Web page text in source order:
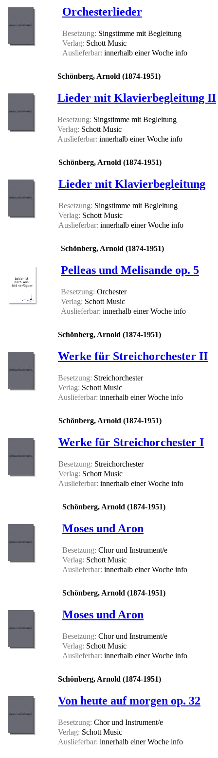
Orchesterlieder
Besetzung: Singstimme mit Begleitung
Verlag: Schott Music
Auslieferbar: innerhalb einer Woche info
Schönberg, Arnold (1874-1951)
Lieder mit Klavierbegleitung II
Besetzung: Singstimme mit Begleitung
Verlag: Schott Music
Auslieferbar: innerhalb einer Woche info
Schönberg, Arnold (1874-1951)
Lieder mit Klavierbegleitung
Besetzung: Singstimme mit Begleitung
Verlag: Schott Music
Auslieferbar: innerhalb einer Woche info
Schönberg, Arnold (1874-1951)
Pelleas und Melisande op. 5
Besetzung: Orchester
Verlag: Schott Music
Auslieferbar: innerhalb einer Woche info
Schönberg, Arnold (1874-1951)
Werke für Streichorchester II
Besetzung: Streichorchester
Verlag: Schott Music
Auslieferbar: innerhalb einer Woche info
Schönberg, Arnold (1874-1951)
Werke für Streichorchester I
Besetzung: Streichorchester
Verlag: Schott Music
Auslieferbar: innerhalb einer Woche info
Schönberg, Arnold (1874-1951)
Moses und Aron
Besetzung: Chor und Instrument/e
Verlag: Schott Music
Auslieferbar: innerhalb einer Woche info
Schönberg, Arnold (1874-1951)
Moses und Aron
Besetzung: Chor und Instrument/e
Verlag: Schott Music
Auslieferbar: innerhalb einer Woche info
Schönberg, Arnold (1874-1951)
Von heute auf morgen op. 32
Besetzung: Chor und Instrument/e
Verlag: Schott Music
Auslieferbar: innerhalb einer Woche info